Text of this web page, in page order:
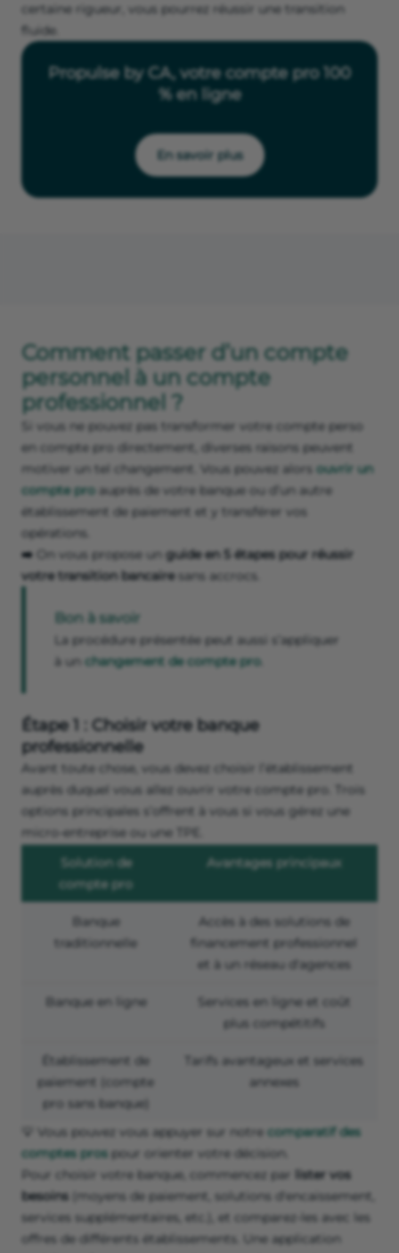
certaine rigueur, vous pourrez réussir une transition
fluide.
Propulse by CA, votre compte pro 100
% en ligne
En savoir plus
Comment passer d’un compte
personnel à un compte
professionnel ?
Si vous ne pouvez pas transformer votre compte perso
en compte pro directement, diverses raisons peuvent
motiver un tel changement. Vous pouvez alors ouvrir un
compte pro auprès de votre banque ou d’un autre
établissement de paiement et y transférer vos
opérations.
➡️
On vous propose un guide en 5 étapes pour réussir
votre transition bancaire sans accrocs.
Bon à savoir
La procédure présentée peut aussi s’appliquer
à un changement de compte pro
Étape 1 : Choisir votre banque
professionnelle
Avant toute chose, vous devez choisir l’établissement
auprès duquel vous allez ouvrir votre compte pro. Trois
options principales s’offrent à vous si vous gérez une
micro-entreprise ou une TPE.
Solution de
compte pro
Avantages principaux
Banque
traditionnelle
Accès à des solutions de
financement professionnel
et à un réseau d'agences
Banque en ligne
Services en ligne et coût
plus compétitifs
Établissement de
paiement (compte
pro sans banque)
Tarifs avantageux et services
annexes
💡 Vous pouvez vous appuyer sur notre comparatif des
comptes pros pour orienter votre décision.
Pour choisir votre banque, commencez par lister vos
besoins (moyens de paiement, solutions d'encaissement,
services supplémentaires, etc.), et comparez-les avec les
offres de différents établissements. Une application